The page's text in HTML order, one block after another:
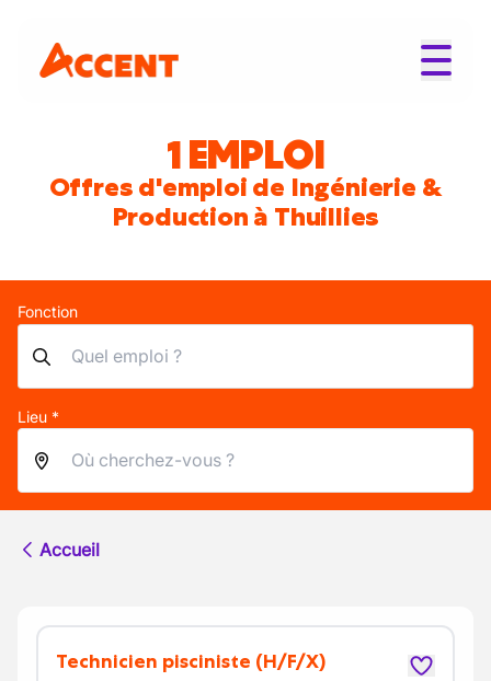
1 EMPLOI
Offres d'emploi de Ingénierie &
Production à Thuillies
Fonction
Lieu *
Accueil
Technicien pisciniste (H/F/X)